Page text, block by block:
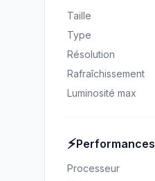
Taille
Type
Résolution
Rafraîchissement
Luminosité max
⚡Performances
Processeur